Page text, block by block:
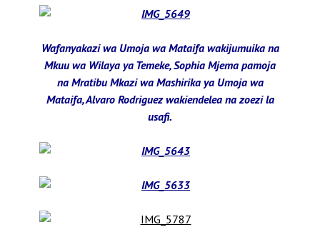
Wafanyakazi wa Umoja wa Mataifa wakijumuika na
Mkuu wa Wilaya ya Temeke, Sophia Mjema pamoja
na Mratibu Mkazi wa Mashirika ya Umoja wa
Mataifa, Alvaro Rodriguez wakiendelea na zoezi la
usafi.